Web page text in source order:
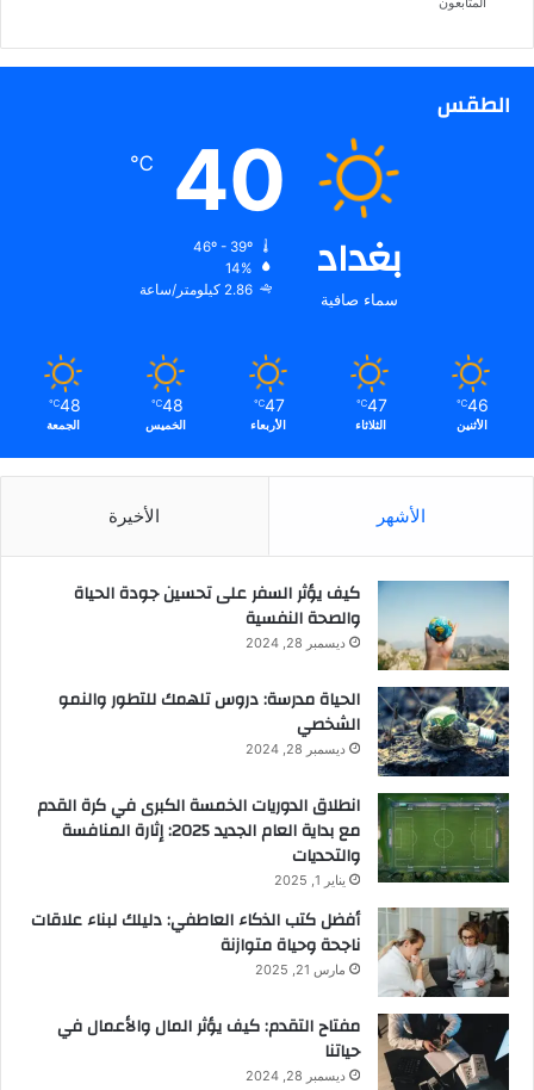
دالطقس
بغداد
سماء صافية
40
℃
14%
2.86 كيلومتر/ساعة
46
℃
الأثنين
47
℃
الثلاثاء
47
℃
الأربعاء
48
℃
الخميس
48
℃
الجمعة
الأشهر الأخيرة
كيف يؤثر السفر على تحسين جودة الحياة
والصحة النفسية
ديسمبر 28, 2024
الحياة مدرسة: دروس تلهمك للتطور والنمو
الشخصي
ديسمبر 28, 2024
انطلاق الدوريات الخمسة الكبرى في كرة القدم
مع بداية العام الجديد 2025: إثارة المنافسة
والتحديات
يناير 1, 2025
أفضل كتب الذكاء العاطفي: دليلك لبناء علاقات
ناجحة وحياة متوازنة
مارس 21, 2025
مفتاح التقدم: كيف يؤثر المال والأعمال في
حياتنا
ديسمبر 28, 2024